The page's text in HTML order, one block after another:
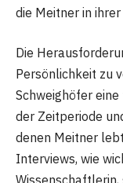
die Meitner in
Die
Persönlichkeit zu
Schweighöfer
der Zeitperiode
denen Meitner
Interviews, wie